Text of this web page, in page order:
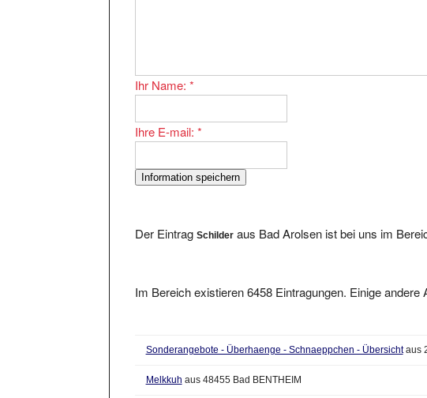
Ihr Name:*
Ihre E-mail:*
Der EintragSchilder aus Bad Arolsen ist bei uns im
Im Bereich existieren 6458 Eintragungen. Einige andere
Sonderangebote - Überhaenge - Schnaeppchen - Übersichtaus
Melkkuh aus 48455 Bad BENTHEIM